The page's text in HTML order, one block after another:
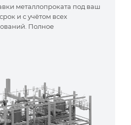
металлопроката под ваш
и с учётом всех
Полное